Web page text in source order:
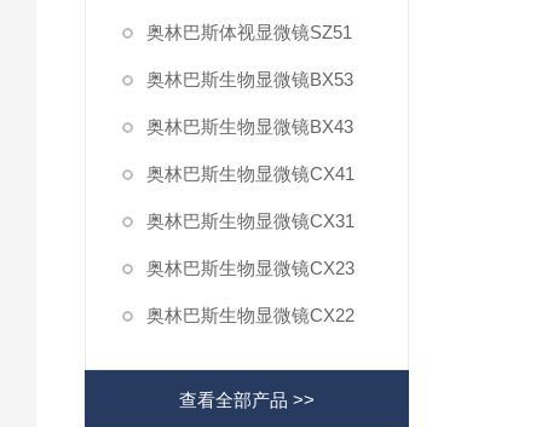
奥林巴斯体视显微镜SZ51
奥林巴斯生物显微镜BX53
奥林巴斯生物显微镜BX43
奥林巴斯生物显微镜CX41
奥林巴斯生物显微镜CX31
奥林巴斯生物显微镜CX23
奥林巴斯生物显微镜CX22
查看全部产品 >>